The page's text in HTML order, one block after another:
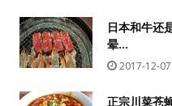
日本和牛还
晕…
2017-12-07
正宗川菜苍